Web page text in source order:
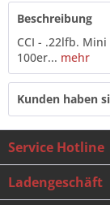
Beschreibung
CCI - .22lfb.
100er... mehr
Kunden haben
Service Hotline
Ladengeschäft